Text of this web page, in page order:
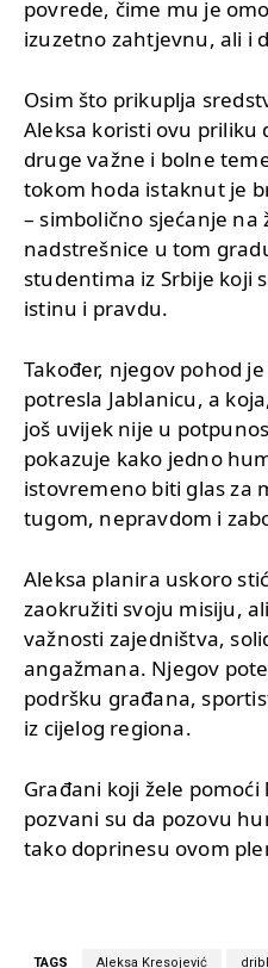
povrede, čime mu je
izuzetno zahtjevnu, ali i
Osim što prikuplja
Aleksa koristi ovu priliku
druge važne i bolne
tokom hoda istaknut je
– simbolično sjećanje
nadstrešnice u tom
studentima iz Srbije koji
istinu i pravdu.
Također, njegov pohod
potresla Jablanicu, a
još uvijek nije u
pokazuje kako jedno
istovremeno biti glas za
tugom, nepravdom i
Aleksa planira uskoro
zaokružiti svoju misiju,
važnosti zajedništva,
angažmana. Njegov
podršku građana,
iz cijelog regiona.
Građani koji žele
pozvani su da pozovu
tako doprinesu ovom
TAGS Aleksa Kresojević